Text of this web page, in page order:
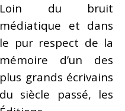
Loin du bruit
médiatique et dans
le pur respect de la
mémoire d’un des
plus grands écrivains
du siècle passé, les